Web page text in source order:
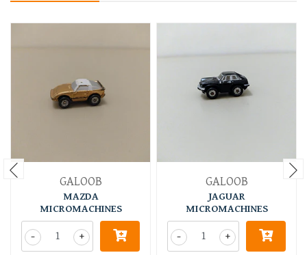
GALOOB
MAZDA
MICROMACHINES
+
-
GALOOB
JAGUAR
MICROMACHINES
+
-